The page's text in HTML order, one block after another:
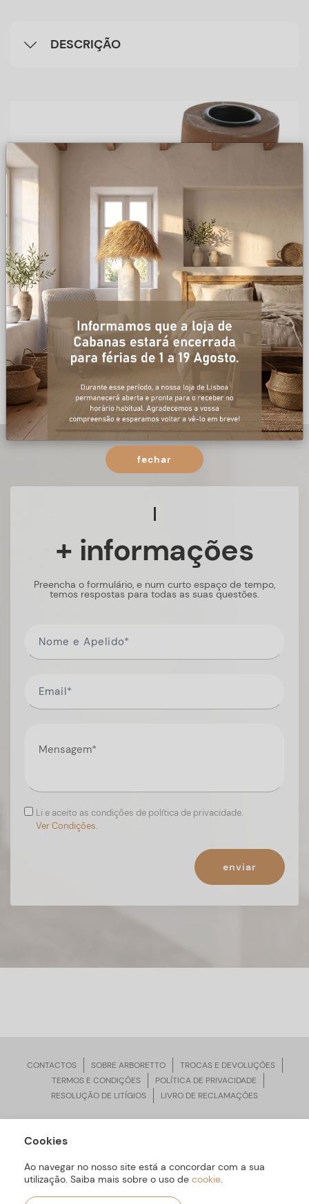
DESCRIÇÃO
+ informações
Preencha o formulário, e num curto espaço de tempo,
temos respostas para todas as suas questões.
Li e aceito as condições de política de privacidade.
Ver Condições.
enviar
CONTACTOS SOBRE ARBORETTO
TROCAS E DEVOLUÇÕES
TERMOS E CONDIÇÕES
POLÍTICA DE PRIVACIDADE
RESOLUÇÃO DE LITÍGIOS
LIVRO DE RECLAMAÇÕES
ARBORETTO © Todos os Direitos Reservados | Desenvolvido por
Cookies
Ao navegar no nosso site está a concordar com a sua
utilização. Saiba mais sobre o uso de cookie.
fechar